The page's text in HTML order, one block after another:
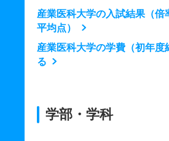
産業医科大学の入試結果（倍
平均点）
産業医科大学の学費（初年度
る
学部・学科